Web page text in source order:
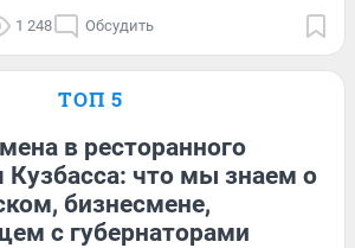
1 248 Обсудить
ТОП 5
в ресторанного
Кузбасса: что мы знаем о
бизнесмене,
с губернаторами